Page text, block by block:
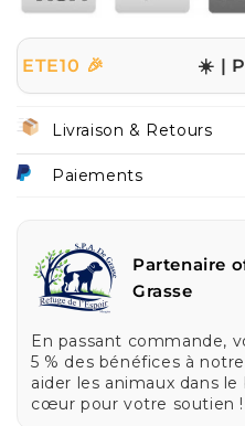
🎉 ☀️ |
Livraison & Retours
Paiements
Partenaire
Grasse
En passant commande,
5 % des bénéfices à
aider les animaux dans
cœur pour votre soutien